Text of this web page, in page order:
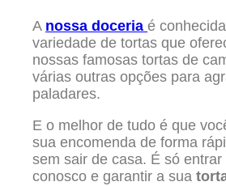
A nossa doceria é
variedade de tortas que
nossas famosas tortas de
várias outras opções para
paladares.
E o melhor de tudo é que
sua encomenda de forma
sem sair de casa. É só
conosco e garantir a sua